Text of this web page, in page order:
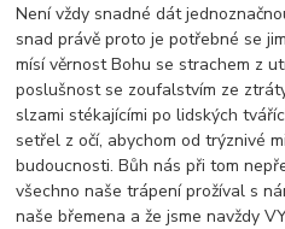
Není vždy snadné dát
snad právě proto je potřebné se
mísí věrnost Bohu se strachem z
poslušnost se zoufalstvím ze
slzami stékajícími po lidských
setřel z očí, abychom od trýznivé
budoucnosti. Bůh nás při tom
všechno naše trápení prožíval s
naše břemena a že jsme navždy